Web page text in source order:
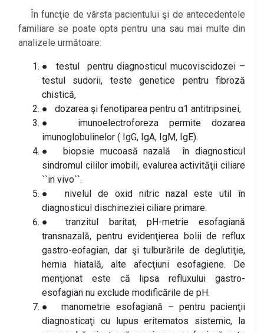
În funcţie de vârsta pacientului şi de antecedentele
familiare se poate opta pentru una sau mai multe din
analizele următoare:
● testul pentru diagnosticul mucoviscidozei –
testul sudorii, teste genetice pentru fibroză
chistică,
● dozarea şi fenotiparea pentru α1 antitripsinei,
● imunoelectroforeza permite dozarea
imunoglobulinelor ( IgG, IgA, IgM, IgE).
● biopsie mucoasă nazală în diagnosticul
sindromul cililor imobili, evalurea activităţii ciliare
``in vivo``.
● nivelul de oxid nitric nazal este util în
diagnosticul dischineziei ciliare primare.
● tranzitul baritat, pH-metrie esofagiană
transnazală, pentru evidenţierea bolii de reflux
gastro-eofagian, dar şi tulburările de deglutiţie,
hernia hiatală, alte afecţiuni esofagiene. De
menţionat este că lipsa refluxului gastro-
esofagian nu exclude modificările de pH.
● manometrie esofagiană – pentru pacienţii
diagnosticaţi cu lupus eritematos sistemic, la